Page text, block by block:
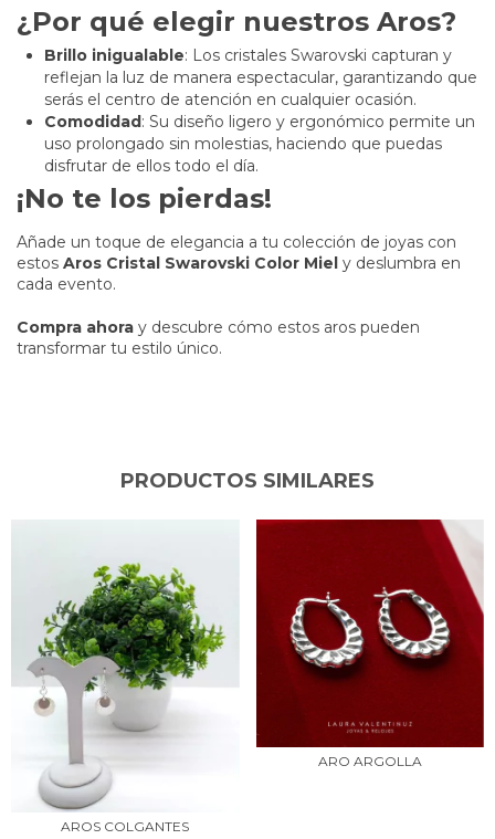
¿Por qué elegir nuestros Aros?
Brillo inigualable: Los cristales Swarovski capturan y
reflejan la luz de manera espectacular, garantizando que
serás el centro de atención en cualquier ocasión.
Comodidad: Su diseño ligero y ergonómico permite un
uso prolongado sin molestias, haciendo que puedas
disfrutar de ellos todo el día.
¡No te los pierdas!
Añade un toque de elegancia a tu colección de joyas con
estos Aros Cristal Swarovski Color Miel y deslumbra en
cada evento.
Compra ahora y descubre cómo estos aros pueden
transformar tu estilo único.
PRODUCTOS SIMILARES
AROS COLGANTES
ARO ARGOLLA